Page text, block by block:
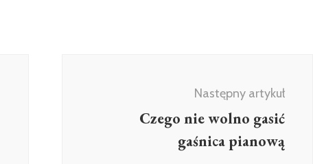
Następny artykuł
Czego nie wolno gasić
gaśnica pianową